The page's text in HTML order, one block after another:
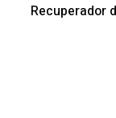
Recuperador